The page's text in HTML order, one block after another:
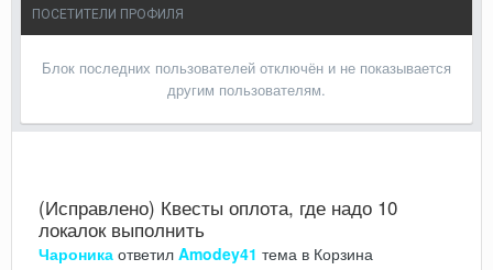
ПОСЕТИТЕЛИ ПРОФИЛЯ
Блок последних пользователей отключён и не показывается
другим пользователям.
(Исправлено) Квесты оплота, где надо 10
локалок выполнить
Чароника ответил Amodey41 тема в Корзина